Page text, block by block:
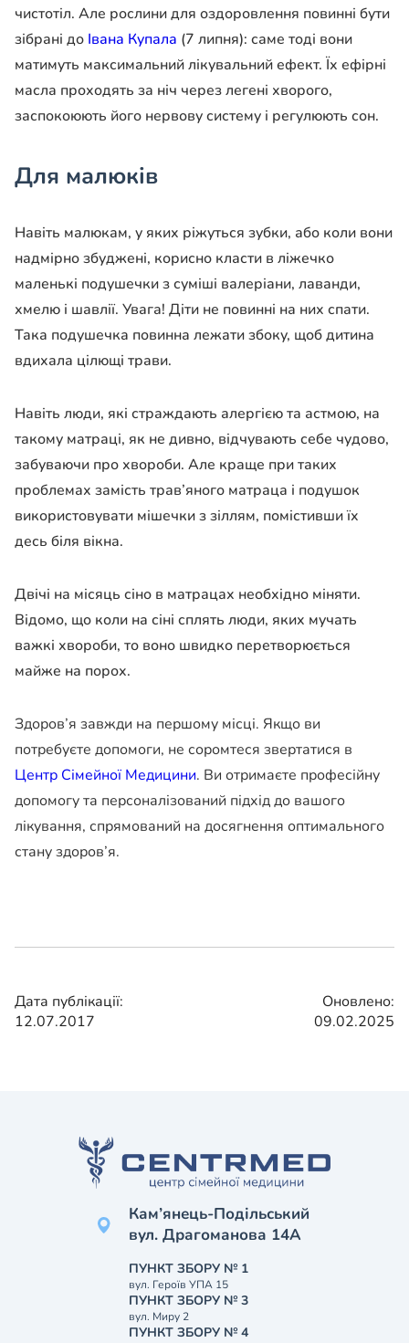
чистотіл. Але рослини для оздоровлення повинні бути
зібрані до Івана Купала (7 липня): саме тоді вони
матимуть максимальний лікувальний ефект. Їх ефірні
масла проходять за ніч через легені хворого,
заспокоюють його нервову систему і регулюють сон.
Для малюків
Навіть малюкам, у яких ріжуться зубки, або коли вони
надмірно збуджені, корисно класти в ліжечко
маленькі подушечки з суміші валеріани, лаванди,
хмелю і шавлії. Увага! Діти не повинні на них спати.
Така подушечка повинна лежати збоку, щоб дитина
вдихала цілющі трави.
Навіть люди, які страждають алергією та астмою, на
такому матраці, як не дивно, відчувають себе чудово,
забуваючи про хвороби. Але краще при таких
проблемах замість трав’яного матраца і подушок
використовувати мішечки з зіллям, помістивши їх
десь біля вікна.
Двічі на місяць сіно в матрацах необхідно міняти.
Відомо, що коли на сіні сплять люди, яких мучать
важкі хвороби, то воно швидко перетворюється
майже на порох.
Здоров’я завжди на першому місці. Якщо ви
потребуєте допомоги, не соромтеся звертатися в
Центр Сімейної Медицини. Ви отримаєте професійну
допомогу та персоналізований підхід до вашого
лікування, спрямований на досягнення оптимального
стану здоров’я.
Дата публікації:
12.07.2017
Оновлено:
09.02.2025
Кам’янець-Подільський
вул. Драгоманова 14А
ПУНКТ ЗБОРУ № 1
вул. Героїв УПА 15
ПУНКТ ЗБОРУ № 3
вул. Миру 2
ПУНКТ ЗБОРУ № 4